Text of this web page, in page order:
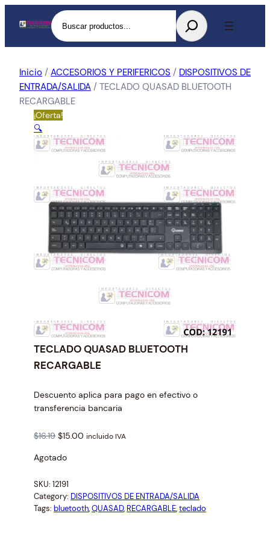
Buscar
Inicio / ACCESORIOS Y PERIFERICOS / DISPOSITIVOS DE
ENTRADA/SALIDA / TECLADO QUASAD BLUETOOTH
RECARGABLE
¡Oferta!
🔍
TECLADO QUASAD BLUETOOTH
RECARGABLE
Descuento aplica para pago en efectivo o
transferencia bancaria
$16.19 O
i
i
n
a
$15.00 C
n
t
incluido IVA
Agotado
SKU: 12191
Category: DISPOSITIVOS DE ENTRADA/SALIDA
Tags: bluetooth, QUASAD, RECARGABLE, teclado